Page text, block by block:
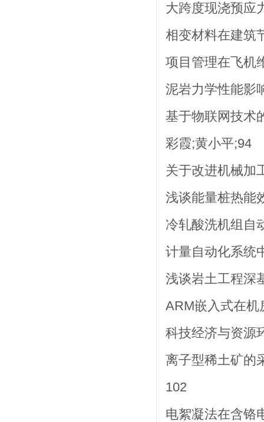
大跨度现浇预应
相变材料在建筑
项目管理在飞机
泥岩力学性能影
基于物联网技术
彩霞;黄小平;94
关于改进机械加
浅谈能量桩热能
冷轧酸洗机组自
计量自动化系统
浅谈岩土工程深
ARM嵌入式在机
科技经济与资源
离子型稀土矿的
102
电絮凝法在含铬